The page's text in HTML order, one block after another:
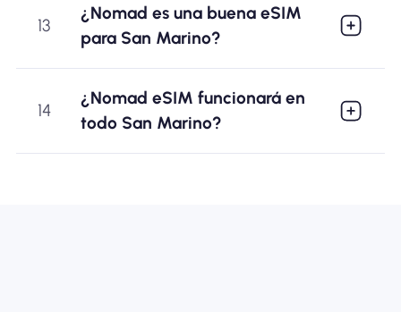
13
¿Nomad es una buena eSIM
para San Marino?
14
¿Nomad eSIM funcionará en
todo San Marino?